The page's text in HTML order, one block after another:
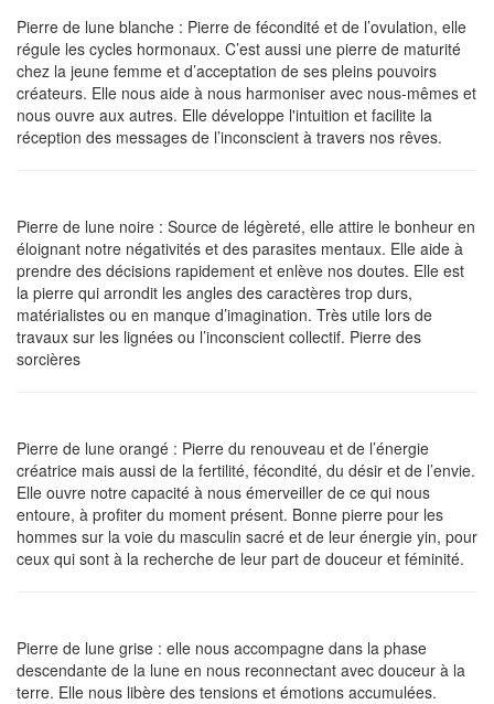
Pierre de lune blanche : Pierre de fécondité et de l’ovulation, elle
régule les cycles hormonaux. C’est aussi une pierre de maturité
chez la jeune femme et d’acceptation de ses pleins pouvoirs
créateurs. Elle nous aide à nous harmoniser avec nous-mêmes et
nous ouvre aux autres. Elle développe l'intuition et facilite la
réception des messages de l’inconscient à travers nos rêves.
Pierre de lune noire : Source de légèreté, elle attire le bonheur en
éloignant notre négativités et des parasites mentaux. Elle aide à
prendre des décisions rapidement et enlève nos doutes. Elle est
la pierre qui arrondit les angles des caractères trop durs,
matérialistes ou en manque d’imagination. Très utile lors de
travaux sur les lignées ou l’inconscient collectif. Pierre des
sorcières
Pierre de lune orangé : Pierre du renouveau et de l’énergie
créatrice mais aussi de la fertilité, fécondité, du désir et de l’envie.
Elle ouvre notre capacité à nous émerveiller de ce qui nous
entoure, à profiter du moment présent. Bonne pierre pour les
hommes sur la voie du masculin sacré et de leur énergie yin, pour
ceux qui sont à la recherche de leur part de douceur et féminité.
Pierre de lune grise : elle nous accompagne dans la phase
descendante de la lune en nous reconnectant avec douceur à la
terre. Elle nous libère des tensions et émotions accumulées.